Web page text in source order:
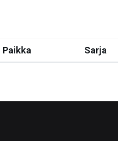
Paikka Sarja